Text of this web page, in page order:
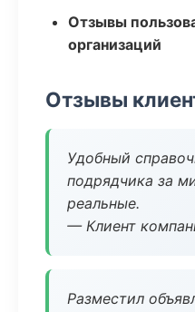
Отзывы
организаций
Отзывы
Удобный
подрядчика за
реальные.
— Клиент
Разместил